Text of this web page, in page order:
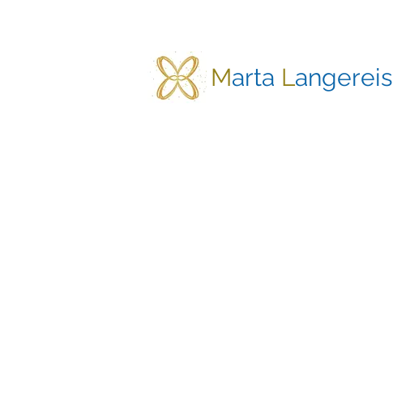
Marta Langereis